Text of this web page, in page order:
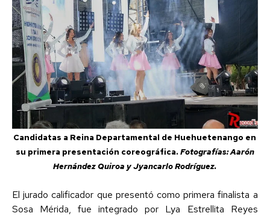
Candidatas a Reina Departamental de Huehuetenango en
su primera presentación coreográfica. Fotografías: Aarón
Hernández Quiroa y Jyancarlo Rodríguez.
El jurado calificador que presentó como primera finalista a
Sosa Mérida, fue integrado por Lya Estrellita Reyes